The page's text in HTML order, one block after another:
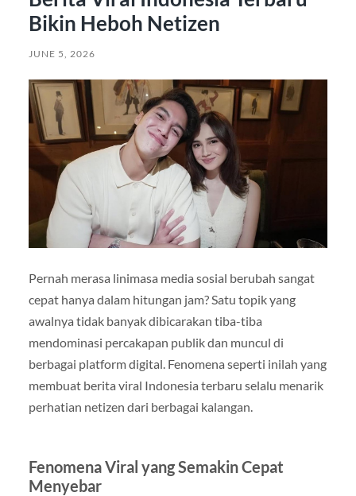
Bikin Heboh Netizen
JUNE 5, 2026
Pernah merasa linimasa media sosial berubah sangat
cepat hanya dalam hitungan jam? Satu topik yang
awalnya tidak banyak dibicarakan tiba-tiba
mendominasi percakapan publik dan muncul di
berbagai platform digital. Fenomena seperti inilah yang
membuat berita viral Indonesia terbaru selalu menarik
perhatian netizen dari berbagai kalangan.
Fenomena Viral yang Semakin Cepat
Menyebar